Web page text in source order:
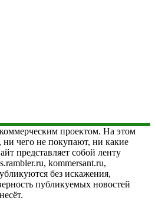
проектом. На этом
ни чего не покупают, ни какие
представляет собой ленту
kommersant.ru,
без искажения,
публикуемых новостей